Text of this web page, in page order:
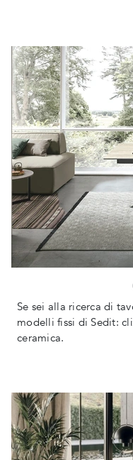
Se sei alla ricerca di
modelli fissi di Sedit:
ceramica.